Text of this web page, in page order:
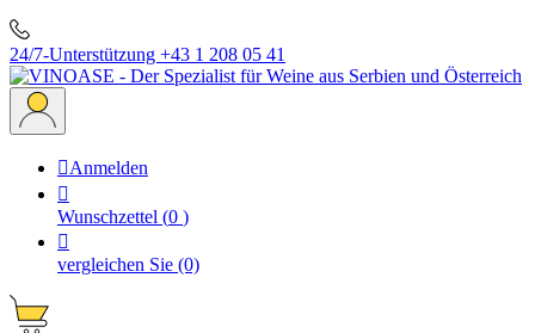
24/7-Unterstützung +43 1 208 05 41
Anmelden

Wunschzettel (0 )

vergleichen Sie (0)